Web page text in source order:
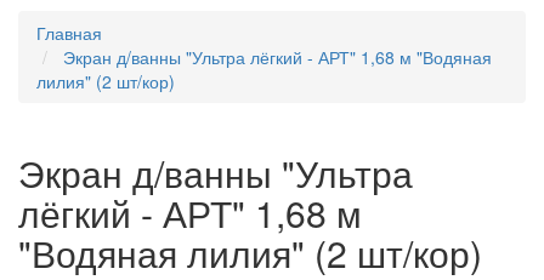
Главная
Экран д/ванны "Ультра лёгкий - АРТ" 1,68 м "Водяная
лилия" (2 шт/кор)
Экран д/ванны "Ультра
лёгкий - АРТ" 1,68 м
"Водяная лилия" (2 шт/кор)